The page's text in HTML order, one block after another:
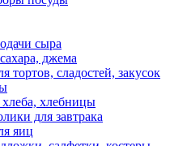
сыра
джема
тортов, сладостей, закусок
хлебницы
для завтрака
яиц